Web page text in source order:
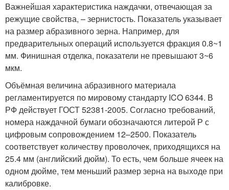
Важнейшая характеристика наждачки, отвечающая за
режущие свойства, – зернистость. Показатель указывает
на размер абразивного зерна. Например, для
предварительных операций используется фракция 0.8~1
мм. Финишная отделка, показатели не превышают 3~6
мкм.
Объёмная величина абразивного материала
регламентируется по мировому стандарту ICO 6344. В
РФ действует ГОСТ 52381-2005. Согласно требований,
номера наждачной бумаги обозначаются литерой Р с
цифровым сопровождением 12–2500. Показатель
соответствует количеству проволочек, приходящихся на
25.4 мм (английский дюйм). То есть, чем больше ячеек на
одном дюйме, тем меньший размер зерна на выходе при
калибровке.